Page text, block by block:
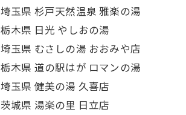
埼玉県 杉戸天然温泉 雅楽の湯
栃木県 日光 やしおの湯
埼玉県 むさしの湯 おおみや店
栃木県 道の駅はが ロマンの湯
埼玉県 健美の湯 久喜店
茨城県 湯楽の里 日立店